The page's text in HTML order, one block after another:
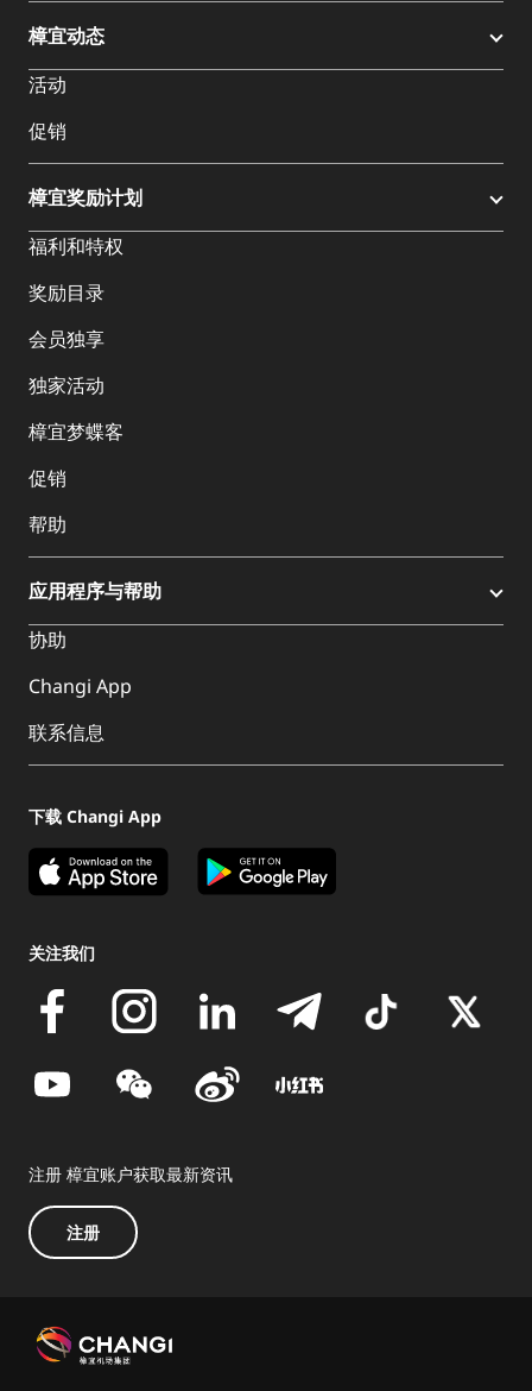
樟宜动态
活动
促销
樟宜奖励计划
福利和特权
奖励目录
会员独享
独家活动
樟宜梦蝶客
促销
帮助
应用程序与帮助
协助
Changi App
联系信息
下载 Changi App
关注我们
注册 樟宜账户获取最新资讯
注册